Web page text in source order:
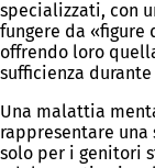
specializzati, con
fungere da
offrendo loro
sufficienza
Una malattia
rappresentare una
solo per i genitori